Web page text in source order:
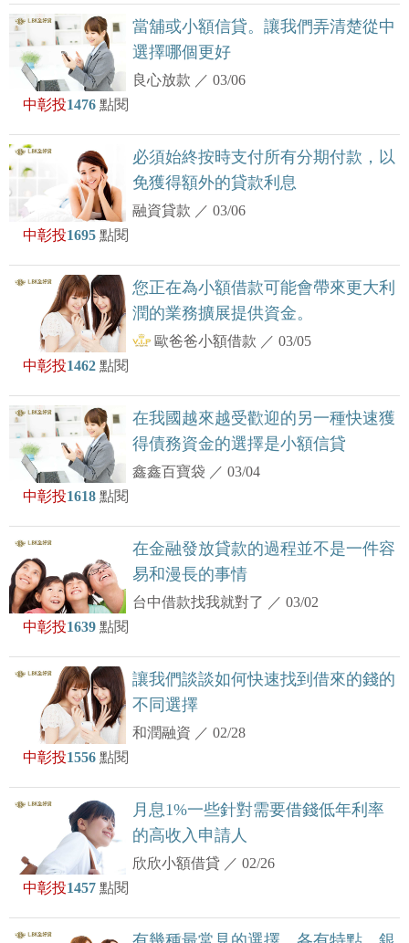
當舖或小額信貸。讓我們弄清楚從中
選擇哪個更好
良心放款 ／03/06
中彰投1476 點閱
必須始終按時支付所有分期付款，以
免獲得額外的貸款利息
融資貸款 ／03/06
中彰投1695 點閱
您正在為小額借款可能會帶來更大利
潤的業務擴展提供資金。
歐爸爸小額借款 ／03/05
中彰投1462 點閱
在我國越來越受歡迎的另一種快速獲
得債務資金的選擇是小額信貸
鑫鑫百寶袋 ／03/04
中彰投1618 點閱
在金融發放貸款的過程並不是一件容
易和漫長的事情
台中借款找我就對了 ／03/02
中彰投1639 點閱
讓我們談談如何快速找到借來的錢的
不同選擇
和潤融資 ／02/28
中彰投1556 點閱
月息1%一些針對需要借錢低年利率
的高收入申請人
欣欣小額借貸 ／02/26
中彰投1457 點閱